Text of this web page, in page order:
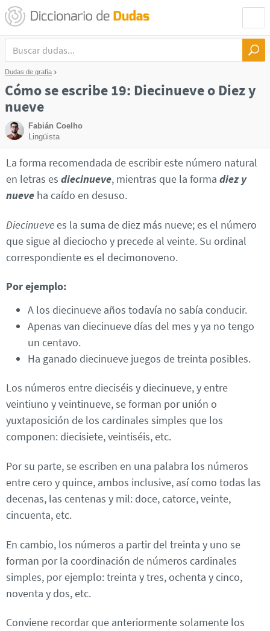
Dudas de grafía
Cómo se escribe 19: Diecinueve o Diez y
nueve
Fabián Coelho
Lingüista
La forma recomendada de escribir este número natural
en letras es diecinueve, mientras que la forma diez y
nueve ha caído en desuso.
Diecinuevees la suma de diez más nueve; es el número
que sigue al dieciocho y precede al veinte. Su ordinal
correspondiente es el decimonoveno.
Por ejemplo:
A los diecinueve años todavía no sabía conducir.
Apenas van diecinueve días del mes y ya no tengo
un centavo.
Ha ganado diecinueve juegos de treinta posibles.
Los números entre dieciséis y diecinueve, y entre
veintiuno y veintinueve, se forman por unión o
yuxtaposición de los cardinales simples que los
componen: diecisiete, veintiséis, etc.
Por su parte, se escriben en una palabra los números
entre cero y quince, ambos inclusive, así como todas las
decenas, las centenas y mil: doce, catorce, veinte,
cincuenta, etc.
En cambio, los números a partir del treinta y uno se
forman por la coordinación de números cardinales
simples, por ejemplo: treinta y tres, ochenta y cinco,
noventa y dos, etc.
Conviene recordar que anteriormente solamente los